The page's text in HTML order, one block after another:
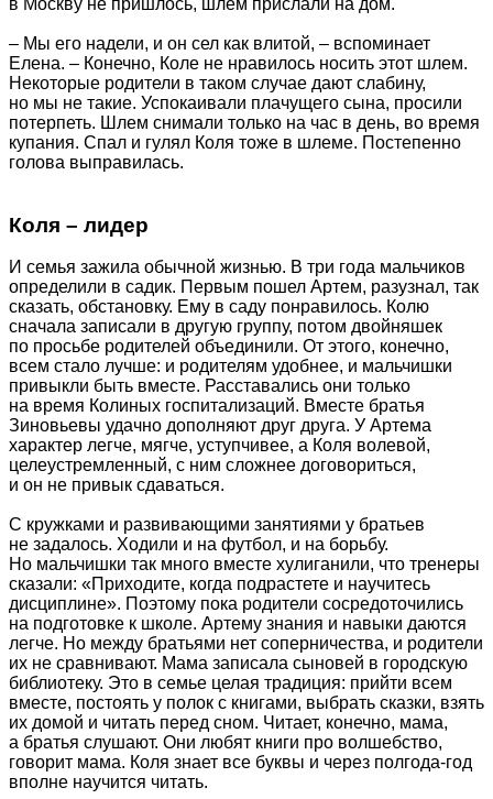
– Мы его надели, и он сел как влитой, – вспоминает
Елена. – Конечно, Коле не нравилось носить этот шлем.
Некоторые родители в таком случае дают слабину,
но мы не такие. Успокаивали плачущего сына, просили
потерпеть. Шлем снимали только на час в день, во время
купания. Спал и гулял Коля тоже в шлеме. Постепенно
голова выправилась.
Коля – лидер
И семья зажила обычной жизнью. В три года мальчиков
определили в садик. Первым пошел Артем, разузнал, так
сказать, обстановку. Ему в саду понравилось. Колю
сначала записали в другую группу, потом двойняшек
по просьбе родителей объединили. От этого, конечно,
всем стало лучше: и родителям удобнее, и мальчишки
привыкли быть вместе. Расставались они только
на время Колиных госпитализаций. Вместе братья
Зиновьевы удачно дополняют друг друга. У Артема
характер легче, мягче, уступчивее, а Коля волевой,
целеустремленный, с ним сложнее договориться,
и он не привык сдаваться.
С кружками и развивающими занятиями у братьев
не задалось. Ходили и на футбол, и на борьбу.
Но мальчишки так много вместе хулиганили, что тренеры
сказали: «Приходите, когда подрастете и научитесь
дисциплине». Поэтому пока родители сосредоточились
на подготовке к школе. Артему знания и навыки даются
легче. Но между братьями нет соперничества, и родители
их не сравнивают. Мама записала сыновей в городскую
библиотеку. Это в семье целая традиция: прийти всем
вместе, постоять у полок с книгами, выбрать сказки, взять
их домой и читать перед сном. Читает, конечно, мама,
а братья слушают. Они любят книги про волшебство,
говорит мама. Коля знает все буквы и через полгода-год
вполне научится читать.